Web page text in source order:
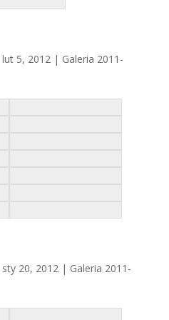
lut 5, 2012| Galeria 2011-
sty 20, 2012| Galeria 2011-